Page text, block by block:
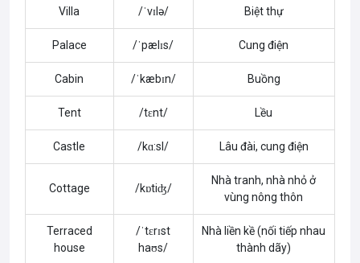
Villa /ˈvɪlə/ Biệt thự
Palace /ˈpælɪs/ Cung điện
Cabin /ˈkæbɪn/ Buồng
Tent /tɛnt/ Lều
Castle /kɑ:sl/ Lâu đài, cung điện
Cottage /kɒtiʤ/
Nhà tranh, nhà nhỏ ở
vùng nông thôn
Terraced
house
/ˈtɛrɪst
haʊs/
Nhà liền kề (nối tiếp nhau
thành dãy)